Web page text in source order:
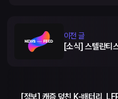
이전 글
[소식] 스텔란티
[정보] 캐즘 덮친 K-배터리,